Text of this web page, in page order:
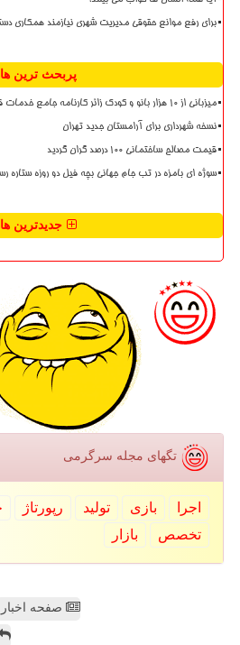
برای رفع موانع حقوقی مدیریت شهری نیازمند همکاری
پربحث ترین ها
میزبانی از ۱۰ هزار بانو و کودک زائر کارنامه جامع خدمات قرارگاه زینبیه
نسخه شهرداری برای آرامستان جدید تهران
قیمت مصالح ساختمانی ۱۰۰ درصد گران گردید
سوژه ای بامزه در تب جام جهانی بچه فیل دو روزه ستاره
جدیدترین ها
تگهای مجله سرگرمی
اجرا بازی تولید رپورتاژ
تخصص
بازار
صفحه اخبار